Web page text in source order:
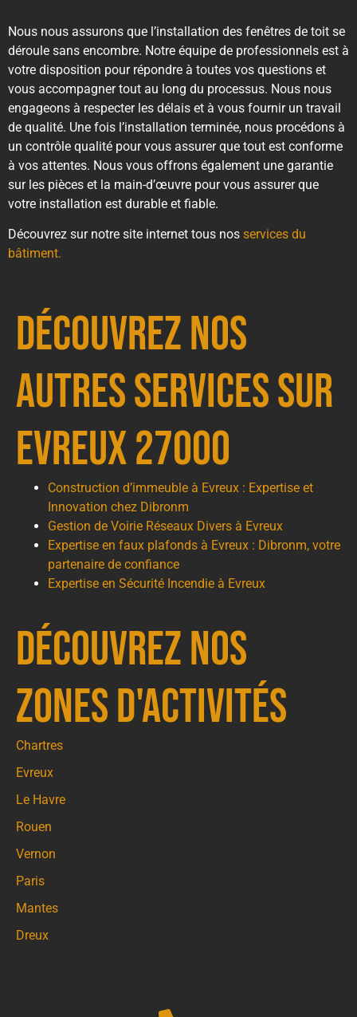
Nous nous assurons que l’installation des fenêtres de toit se
déroule sans encombre. Notre équipe de professionnels est à
votre disposition pour répondre à toutes vos questions et
vous accompagner tout au long du processus. Nous nous
engageons à respecter les délais et à vous fournir un travail
de qualité. Une fois l’installation terminée, nous procédons à
un contrôle qualité pour vous assurer que tout est conforme
à vos attentes. Nous vous offrons également une garantie
sur les pièces et la main-d’œuvre pour vous assurer que
votre installation est durable et fiable.
Découvrez sur notre site internet tous nos services du
bâtiment.
Découvrez nos
autres services sur
Evreux 27000
Construction d’immeuble à Evreux : Expertise et
Innovation chez Dibronm
Gestion de Voirie Réseaux Divers à Evreux
Expertise en faux plafonds à Evreux : Dibronm, votre
partenaire de confiance
Expertise en Sécurité Incendie à Evreux
Découvrez nos
zones d'activités
Chartres
Evreux
Le Havre
Rouen
Vernon
Paris
Mantes
Dreux